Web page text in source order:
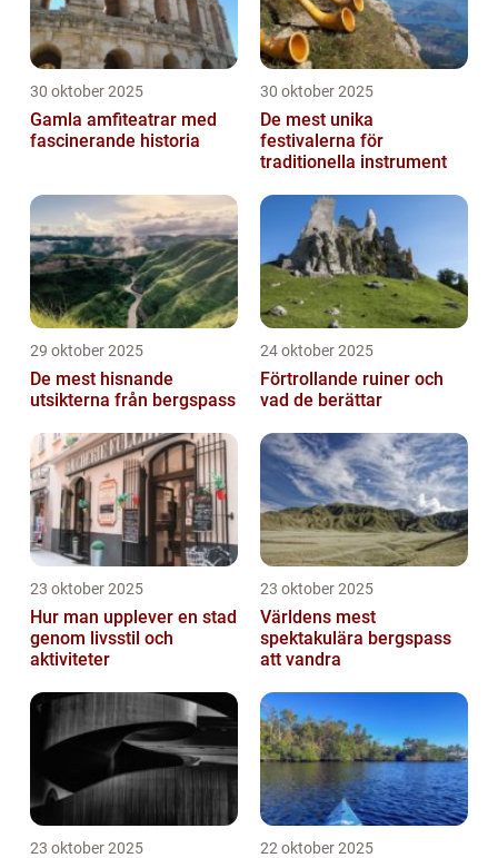
30 oktober 2025
Gamla amfiteatrar med
fascinerande historia
30 oktober 2025
De mest unika
festivalerna för
traditionella instrument
29 oktober 2025
De mest hisnande
utsikterna från bergspass
24 oktober 2025
Förtrollande ruiner och
vad de berättar
23 oktober 2025
Hur man upplever en stad
genom livsstil och
aktiviteter
23 oktober 2025
Världens mest
spektakulära bergspass
att vandra
23 oktober 2025 22 oktober 2025